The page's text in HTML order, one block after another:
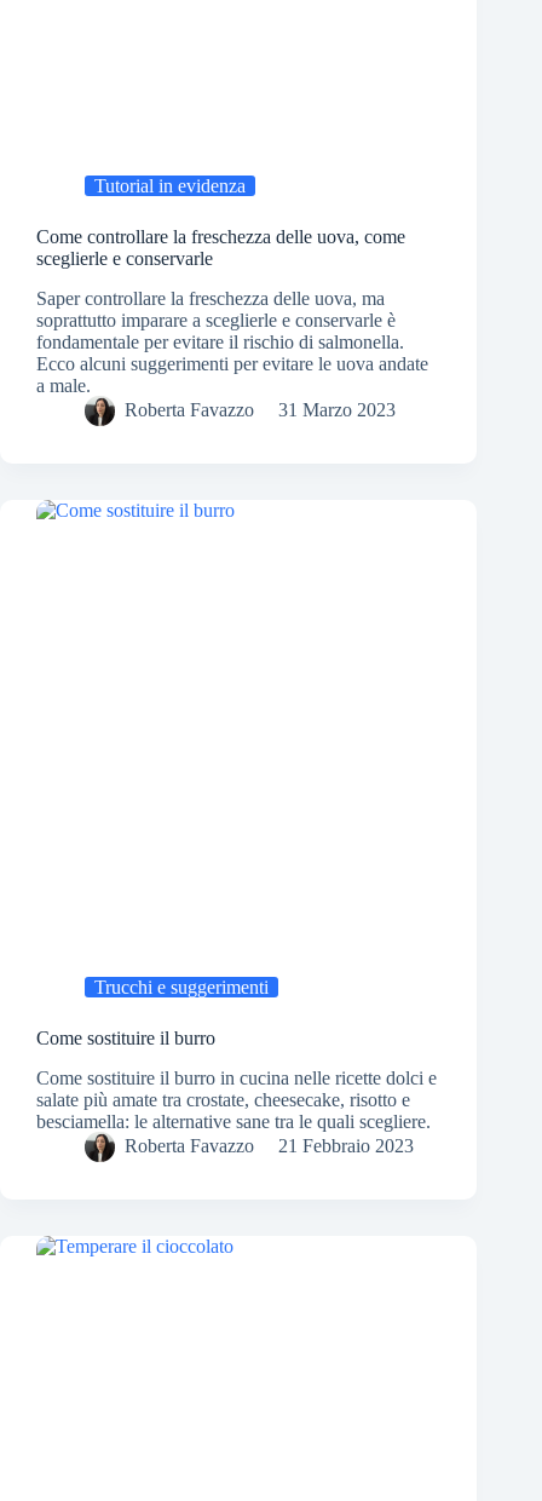
Tutorial in evidenza
Come controllare la freschezza delle uova, come
sceglierle e conservarle
Saper controllare la freschezza delle uova, ma
soprattutto imparare a sceglierle e conservarle è
fondamentale per evitare il rischio di salmonella.
Ecco alcuni suggerimenti per evitare le uova andate
a male.
Roberta Favazzo
31 Marzo 2023
Trucchi e suggerimenti
Come sostituire il burro
Come sostituire il burro in cucina nelle ricette dolci e
salate più amate tra crostate, cheesecake, risotto e
besciamella: le alternative sane tra le quali scegliere.
Roberta Favazzo
21 Febbraio 2023